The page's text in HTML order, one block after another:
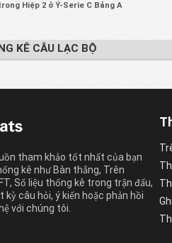
Hiệp 2 ở Ý-Serie C Bảng A
KÊ CÂU LẠC BỘ
tham khảo tốt nhất của bạn
kê như Bàn thắng, Trên
Số liệu thống kê trong trận đấu,
kỳ câu hỏi, ý kiến hoặc phản hồi
với chúng tôi.